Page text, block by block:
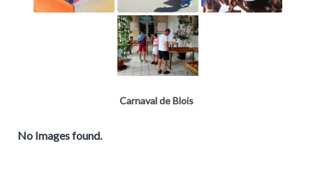
Carnaval de Blois
No Images found.